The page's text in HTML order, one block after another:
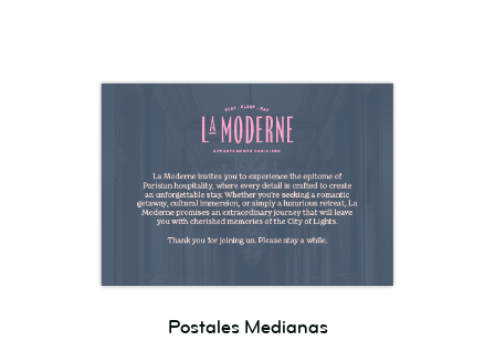
Postales Medianas